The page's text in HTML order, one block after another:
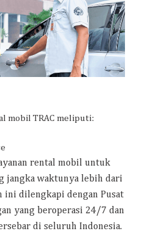
mobil TRAC meliputi:
rental mobil untuk
jangka waktunya lebih dari
ini dilengkapi dengan Pusat
yang beroperasi 24/7 dan
di seluruh Indonesia.